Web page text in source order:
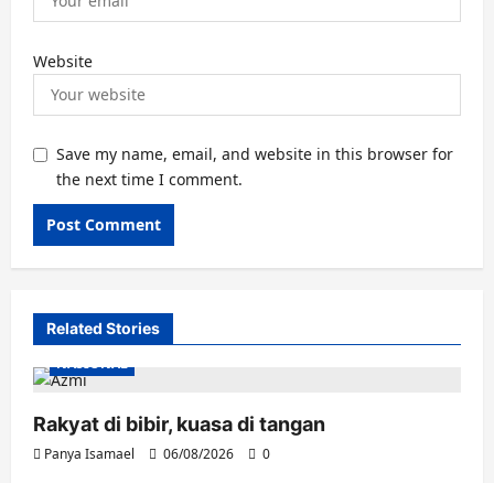
Website
Save my name, email, and website in this browser for
the next time I comment.
Related Stories
NASIONAL
Rakyat di bibir, kuasa di tangan
Panya Isamael 06/08/2026
0